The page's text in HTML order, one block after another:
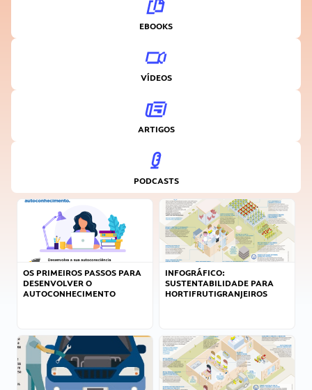
EBOOKS
VÍDEOS
ARTIGOS
PODCASTS
OS PRIMEIROS PASSOS PARA
DESENVOLVER O
AUTOCONHECIMENTO
INFOGRÁFICO:
SUSTENTABILIDADE PARA
HORTIFRUTIGRANJEIROS